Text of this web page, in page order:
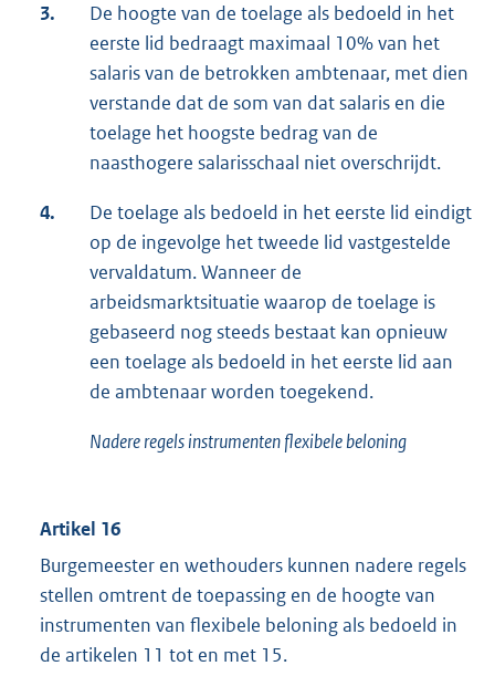
3.
De hoogte van de toelage als bedoeld in het
eerste lid bedraagt maximaal 10% van het
salaris van de betrokken ambtenaar, met dien
verstande dat de som van dat salaris en die
toelage het hoogste bedrag van de
naasthogere salarisschaal niet overschrijdt.
4.
De toelage als bedoeld in het eerste lid eindigt
op de ingevolge het tweede lid vastgestelde
vervaldatum. Wanneer de
arbeidsmarktsituatie waarop de toelage is
gebaseerd nog steeds bestaat kan opnieuw
een toelage als bedoeld in het eerste lid aan
de ambtenaar worden toegekend.
Nadere regels instrumenten flexibele beloning
Artikel 16
Burgemeester en wethouders kunnen nadere regels
stellen omtrent de toepassing en de hoogte van
instrumenten van flexibele beloning als bedoeld in
de artikelen 11 tot en met 15.